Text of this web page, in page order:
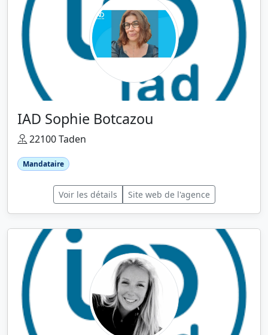
IAD Sophie Botcazou
22100 Taden
Mandataire
Voir les détails Site web de l'agence